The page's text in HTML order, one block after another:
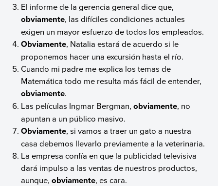
El informe de la gerencia general dice que,
obviamente, las difíciles condiciones actuales
exigen un mayor esfuerzo de todos los empleados.
Obviamente, Natalia estará de acuerdo si le
proponemos hacer una excursión hasta el río.
Cuando mi padre me explica los temas de
Matemática todo me resulta más fácil de entender,
obviamente.
Las películas Ingmar Bergman,obviamente, no
apuntan a un público masivo.
Obviamente, si vamos a traer un gato a nuestra
casa debemos llevarlo previamente a la veterinaria.
La empresa confía en que la publicidad televisiva
dará impulso a las ventas de nuestros productos,
aunque,obviamente, es cara.